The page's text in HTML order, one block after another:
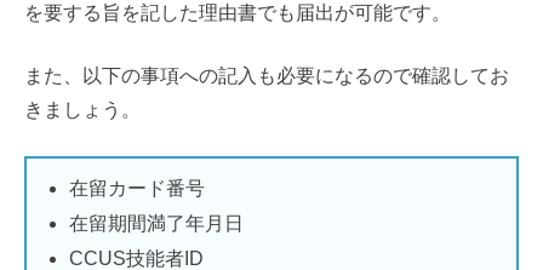
を要する旨を記した理由書でも届出が可能です。
また、以下の事項への記入も必要になるので確認してお
きましょう。
在留カード番号
在留期間満了年月日
CCUS技能者ID